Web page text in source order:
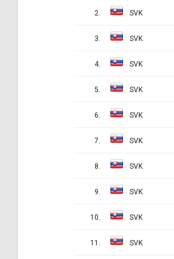
2. SVK
3. SVK
4. SVK
5. SVK
6. SVK
7. SVK
8. SVK
9. SVK
10. SVK
11. SVK